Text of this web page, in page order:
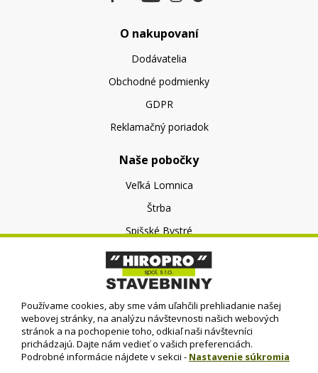
O nakupovaní
Dodávatelia
Obchodné podmienky
GDPR
Reklamačný poriadok
Naše pobočky
Veľká Lomnica
Štrba
Spišské Bystré
O nás
O spoločnosti
Kontakt
Používame cookies, aby sme vám uľahčili prehliadanie našej
webovej stránky, na analýzu návštevnosti našich webových
stránok a na pochopenie toho, odkiaľ naši návštevníci
prichádzajú. Dajte nám vedieť o vašich preferenciách.
Podrobné informácie nájdete v sekcii - Nastavenie súkromia